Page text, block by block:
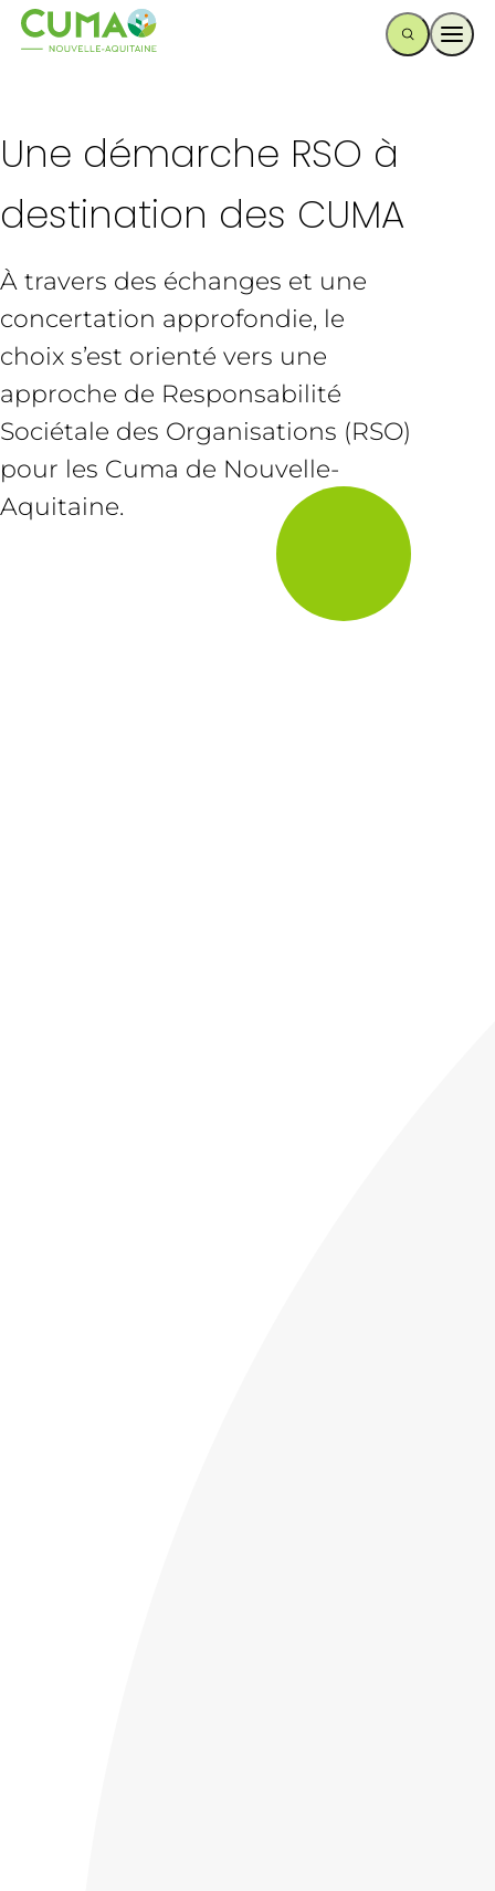
Une démarche RSO à
destination des CUMA
À travers des échanges et une
concertation approfondie, le
choix s’est orienté vers une
approche de Responsabilité
Sociétale des Organisations (RSO)
pour les Cuma de Nouvelle-
Aquitaine.